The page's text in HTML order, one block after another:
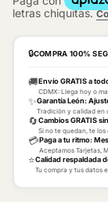
🔒COMPRA 100%
🚚Envío GRATIS a
CDMX: Llega hoy o
✨Garantía León:
Tradición y calidad en
🔄Cambios GRATIS
Si no te quedan, te
💳Paga a tu ritmo:
Aceptamos Tarjetas,
⭐Calidad respaldada
Tu compra y tus datos